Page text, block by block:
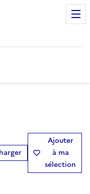
Ajouter
à ma
sélection